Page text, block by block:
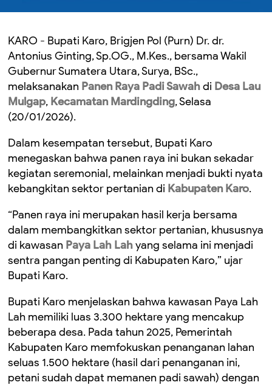
KARO - Bupati Karo, Brigjen Pol (Purn) Dr. dr.
Antonius Ginting, Sp.OG., M.Kes., bersama Wakil
Gubernur Sumatera Utara, Surya, BSc.,
melaksanakan Panen Raya Padi Sawahdi Desa Lau
Mulgap, Kecamatan Mardingding, Selasa
(20/01/2026).
Dalam kesempatan tersebut, Bupati Karo
menegaskan bahwa panen raya ini bukan sekadar
kegiatan seremonial, melainkan menjadi bukti nyata
kebangkitan sektor pertanian di Kabupaten Karo.
“Panen raya ini merupakan hasil kerja bersama
dalam membangkitkan sektor pertanian, khususnya
di kawasan Paya Lah Lahyang selama ini menjadi
sentra pangan penting di Kabupaten Karo,” ujar
Bupati Karo.
Bupati Karo menjelaskan bahwa kawasan Paya Lah
Lah memiliki luas 3.300 hektare yang mencakup
beberapa desa. Pada tahun 2025, Pemerintah
Kabupaten Karo memfokuskan penanganan lahan
seluas 1.500 hektare (hasil dari penanganan ini,
petani sudah dapat memanen padi sawah) dengan